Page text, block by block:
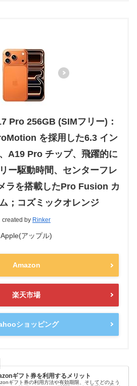
Pro 256GB (SIMフリー)：
を採用した6.3 イン
A19 Pro チップ、飛躍的に
ー駆動時間、センターフレ
ラを搭載したPro Fusion カ
；コズミックオレンジ
created by Rinker
Apple(アップル)
Amazon
楽天市場
ショッピング
ギフト券を利用するメリット
ギフト券の利用方法や有効期限、そしてどのよう